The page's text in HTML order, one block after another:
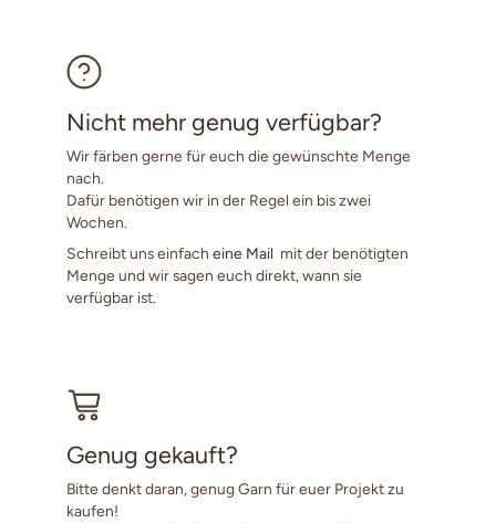
Nicht mehr genug verfügbar?
Wir färben gerne für euch die gewünschte Menge
nach.
Dafür benötigen wir in der Regel ein bis zwei
Wochen.
Schreibt uns einfach eine Mail mit der benötigten
Menge und wir sagen euch direkt, wann sie
verfügbar ist.
Genug gekauft?
Bitte denkt daran, genug Garn für euer Projekt zu
kaufen!